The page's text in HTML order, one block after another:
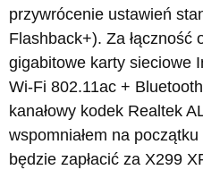
przywrócenie ustawień
Flashback+). Za łączność
gigabitowe karty sieciowe
Wi-Fi 802.11ac +
kanałowy kodek Realtek
wspomniałem na
będzie zapłacić za X299